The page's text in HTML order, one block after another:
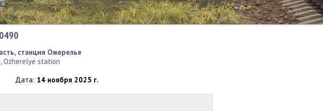
станция Ожерелье
Ozherelye station
14 ноября 2025 г.